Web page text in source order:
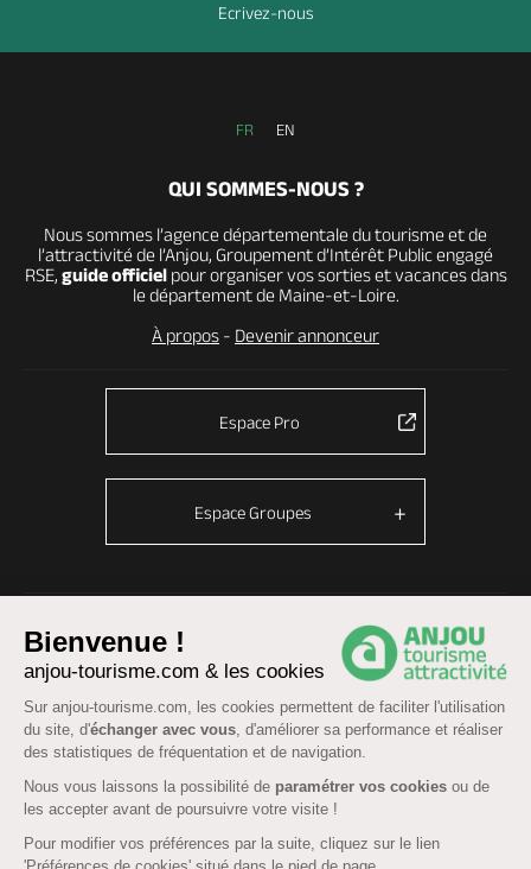
Bienvenue !
anjou-tourisme.com & les cookies
Sur anjou-tourisme.com, les cookies permettent de faciliter l'utilisation
du site, d'échanger avec vous, d'améliorer sa performance et réaliser
des statistiques de fréquentation et de navigation.
Nous vous laissons la possibilité de paramétrer vos cookies ou de
les accepter avant de poursuivre votre visite !
Pour modifier vos préférences par la suite, cliquez sur le lien
Ecrivez-nous
FR EN
QUI SOMMES-NOUS ?
Nous sommes l’agence départementale du tourisme et de
l’attractivité de l’Anjou, Groupement d’Intérêt Public engagé
RSE, guide officielpour organiser vos sorties et vacances dans
le département de Maine-et-Loire.
À propos - Devenir annonceur
Espace Pro
Espace Groupes
Données personnelles -Cookies